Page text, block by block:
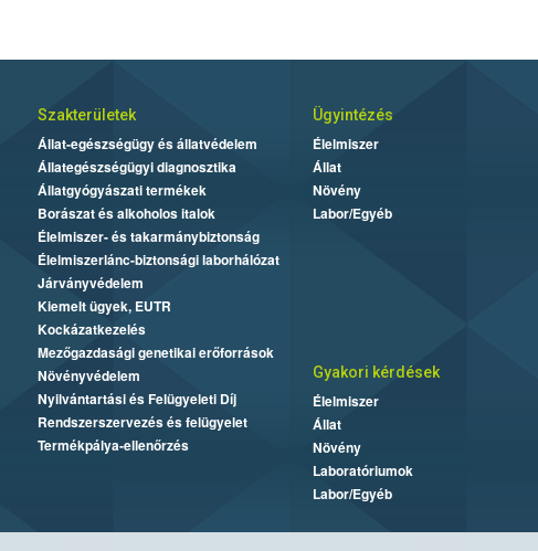
Szakterületek
Állat-egészségügy és állatvédelem
Állategészségügyi diagnosztika
Állatgyógyászati termékek
Borászat és alkoholos italok
Élelmiszer- és takarmánybiztonság
Élelmiszerlánc-biztonsági laborhálózat
Járványvédelem
Kiemelt ügyek, EUTR
Kockázatkezelés
Mezőgazdasági genetikai erőforrások
Növényvédelem
Nyilvántartási és Felügyeleti Díj
Rendszerszervezés és felügyelet
Termékpálya-ellenőrzés
Ügyintézés
Élelmiszer
Állat
Növény
Labor/Egyéb
Gyakori kérdések
Élelmiszer
Állat
Növény
Laboratóriumok
Labor/Egyéb